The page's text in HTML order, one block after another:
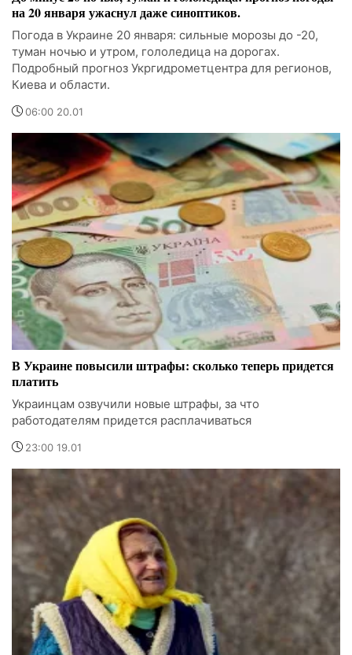
на 20 января ужаснул даже синоптиков.
Погода в Украине 20 января: сильные морозы до -20,
туман ночью и утром, гололедица на дорогах.
Подробный прогноз Укргидрометцентра для регионов,
Киева и области.
06:00 20.01
В Украине повысили штрафы: сколько теперь придется
платить
Украинцам озвучили новые штрафы, за что
работодателям придется расплачиваться
23:00 19.01